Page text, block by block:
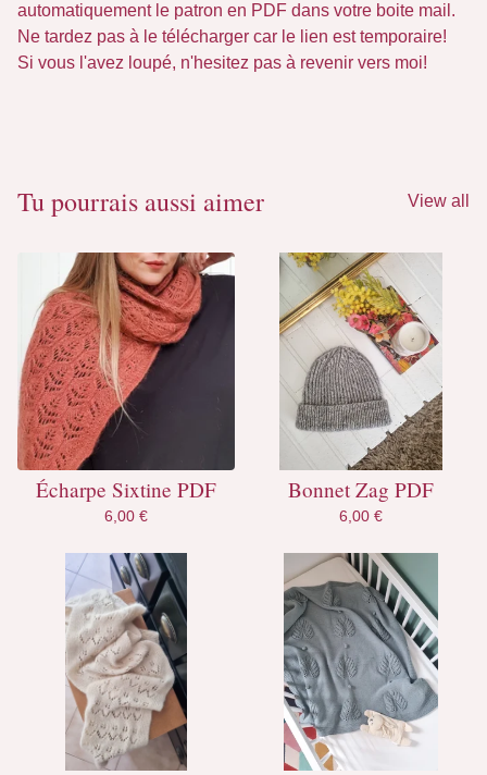
automatiquement le patron en PDF dans votre boite mail.
Ne tardez pas à le télécharger car le lien est temporaire!
Si vous l'avez loupé, n'hesitez pas à revenir vers moi!
Tu pourrais aussi aimer View all
Écharpe Sixtine PDF
6,00 €
Bonnet Zag PDF
6,00 €